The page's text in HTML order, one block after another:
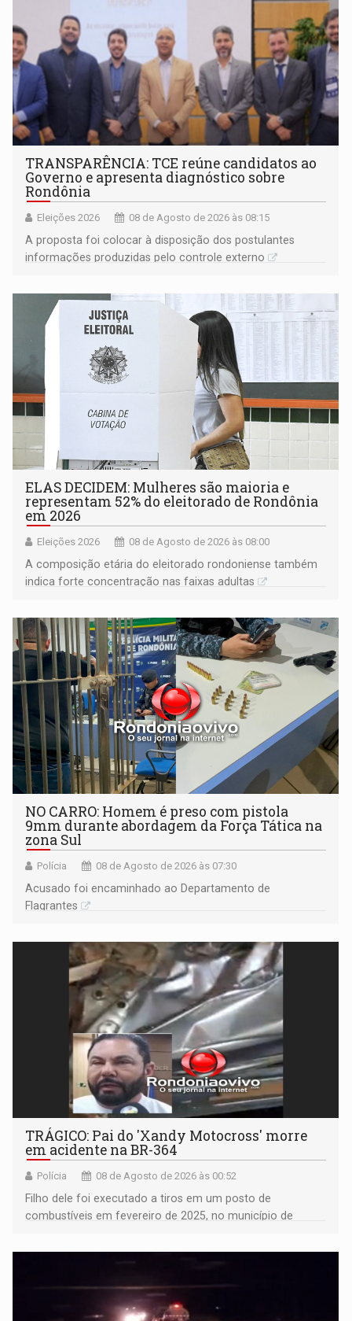
TRANSPARÊNCIA: TCE reúne candidatos ao
Governo e apresenta diagnóstico sobre
Rondônia
Eleições 2026 08 de Agosto de 2026 às 08:15
A proposta foi colocar à disposição dos postulantes
informações produzidas pelo controle externo
ELAS DECIDEM: Mulheres são maioria e
representam 52% do eleitorado de Rondônia
em 2026
Eleições 2026 08 de Agosto de 2026 às 08:00
A composição etária do eleitorado rondoniense também
indica forte concentração nas faixas adultas
NO CARRO: Homem é preso com pistola
9mm durante abordagem da Força Tática na
zona Sul
Polícia 08 de Agosto de 2026 às 07:30
Acusado foi encaminhado ao Departamento de
Flagrantes
TRÁGICO: Pai do 'Xandy Motocross' morre
em acidente na BR-364
Polícia 08 de Agosto de 2026 às 00:52
Filho dele foi executado a tiros em um posto de
combustíveis em fevereiro de 2025, no município de